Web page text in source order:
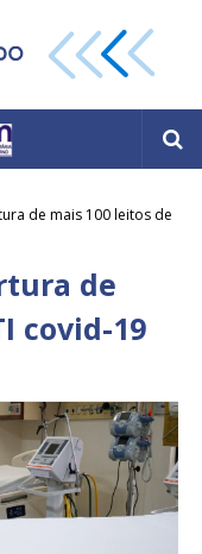
de mais 100 leitos de
de
covid-19